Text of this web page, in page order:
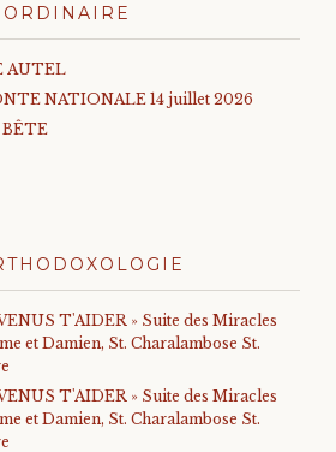
ORDINAIRE
AUTEL
NATIONALE 14 juillet 2026
BÊTE
T'AIDER » Suite des Miracles
et Damien, St. Charalambose St.
T'AIDER » Suite des Miracles
et Damien, St. Charalambose St.